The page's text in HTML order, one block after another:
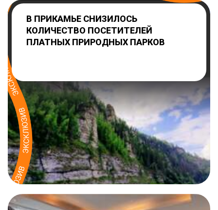
В ПРИКАМЬЕ СНИЗИЛОСЬ
КОЛИЧЕСТВО ПОСЕТИТЕЛЕЙ
ПЛАТНЫХ ПРИРОДНЫХ ПАРКОВ